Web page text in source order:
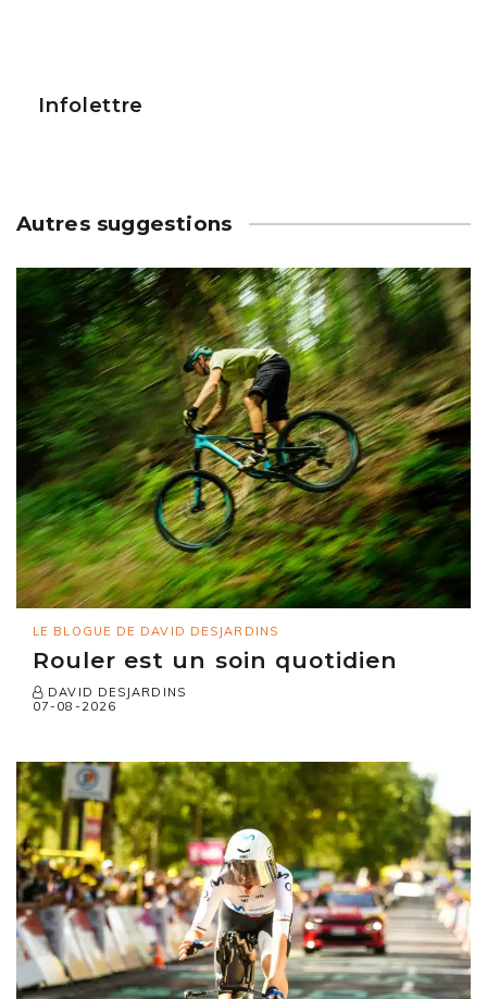
Infolettre
Autres suggestions
LE BLOGUE DE DAVID DESJARDINS
Rouler est un soin quotidien
DAVID DESJARDINS
07-08-2026